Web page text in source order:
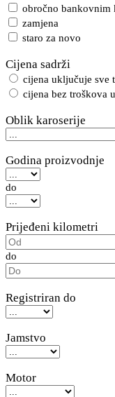
obročno bankovnim
zamjena
staro za novo
Cijena sadrži
cijena uključuje sve
cijena bez troškova
Oblik karoserije
Godina proizvodnje
do
Prijeđeni kilometri
do
Registriran do
Jamstvo
Motor